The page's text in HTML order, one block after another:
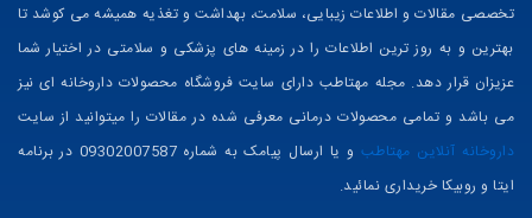
تخصصی مقالات و اطلاعات زیبایی، سلامت، بهداشت و تغذیه همیشه می کوشد تا
بهترین و به روز ترین اطلاعات را در زمینه های پزشکی و سلامتی در اختیار شما
عزیزان قرار دهد. مجله مهتاطب دارای سایت فروشگاه محصولات داروخانه ای نیز
می باشد و تمامی محصولات درمانی معرفی شده در مقالات را میتوانید از سایت
داروخانه آنلاین مهتاطب
و یا ارسال پیامک به شماره 09302007587 در برنامه
ایتا و روبیکا خریداری نمائید.